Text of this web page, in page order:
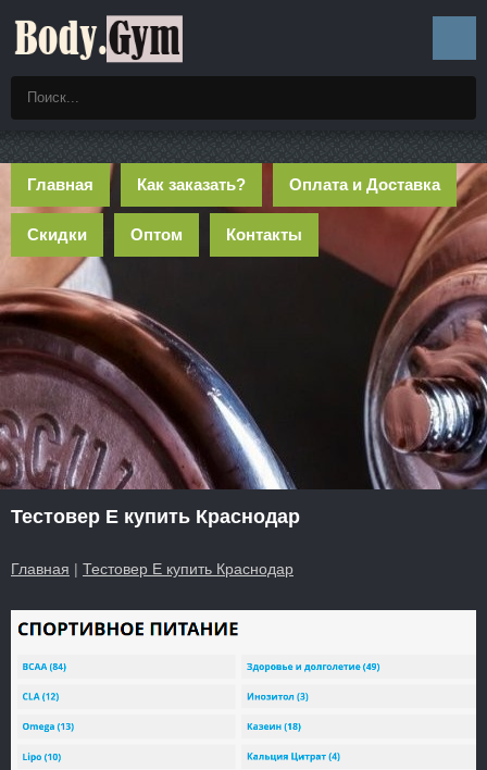
Главная Как заказать? Оплата и Доставка
Скидки Оптом Контакты
Тестовер E купить Краснодар
Главная | Тестовер E купить Краснодар